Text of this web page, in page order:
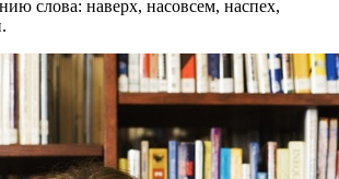
слова: наверх, насовсем, наспех,